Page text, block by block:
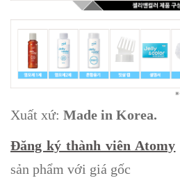
Xuất xứ: Made in Korea.
Đăng ký thành viên Atomy
sản phẩm với giá gốc